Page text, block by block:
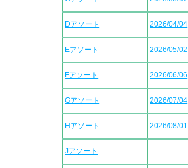
Dアソート 2026/04/04
Eアソート 2026/05/02
Fアソート 2026/06/06
Gアソート 2026/07/04
Hアソート 2026/08/01
Jアソート